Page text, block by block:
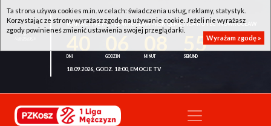
WKK ACTIVE HOTEL WROCŁAW - KSK QEMETICA NOTEĆ INOWROCŁAW
55
18.09.2026, GODZ. 18:00, EMOCJE TV
Ta strona używa cookies m.in. w celach: świadczenia usług, reklamy, statystyk.
Korzystając ze strony wyrażasz zgodę na używanie cookie. Jeżeli nie wyrażasz
zgody powinieneś zmienić ustawienia swojej przeglądarki.
Wyrażam zgodę »